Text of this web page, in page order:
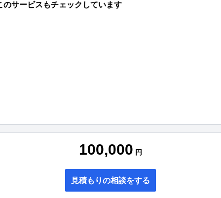
サービスもチェックしています
100,000 円
見積もりの相談をする